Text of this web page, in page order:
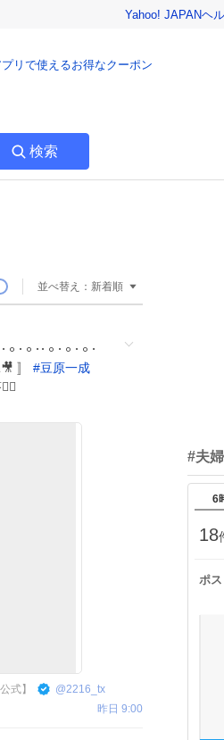
Yahoo! JAPANヘ
リで使えるお得なクーポン
検索
並べ替え： 新着順
〛 #豆原一成
式】 @2216_tx
昨日 9:00
#夫
6
18
ポ